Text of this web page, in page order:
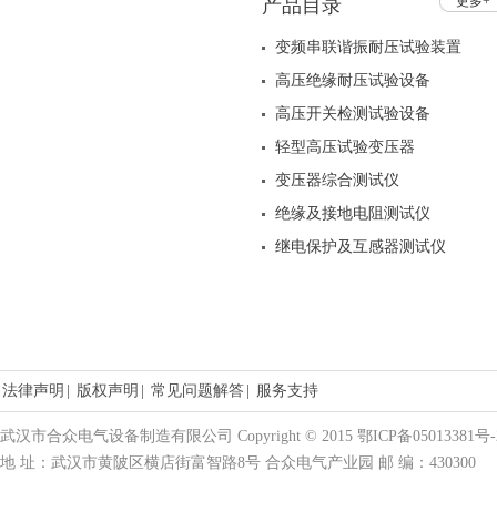
产品目录
变频串联谐振耐压试验装置
高压绝缘耐压试验设备
高压开关检测试验设备
轻型高压试验变压器
变压器综合测试仪
绝缘及接地电阻测试仪
继电保护及互感器测试仪
法律声明 版权声明 常见问题解答 服务支持
武汉市合众电气设备制造有限公司 Copyright © 2015 鄂ICP备05013381号
地 址：武汉市黄陂区横店街富智路8号 合众电气产业园 邮 编：430300